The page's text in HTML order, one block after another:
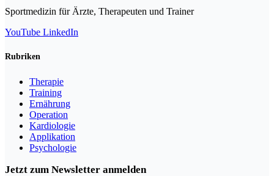
Sportmedizin für Ärzte, Therapeuten und Trainer
YouTube LinkedIn
Rubriken
Therapie
Training
Ernährung
Operation
Kardiologie
Applikation
Psychologie
Jetzt zum Newsletter anmelden